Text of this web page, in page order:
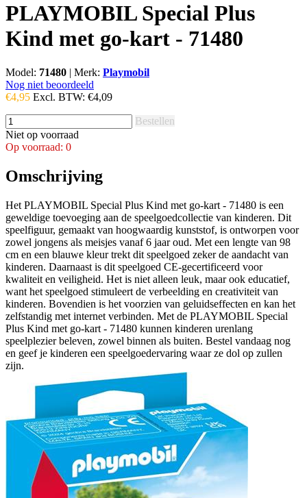
PLAYMOBIL Special Plus
Kind met go-kart - 71480
Model: 71480 | Merk: Playmobil
Nog niet beoordeeld
€4,95 Excl. BTW: €4,09
Bestellen
Niet op voorraad
Op voorraad: 0
Omschrijving
Het PLAYMOBIL Special Plus Kind met go-kart - 71480 is een
geweldige toevoeging aan de speelgoedcollectie van kinderen. Dit
speelfiguur, gemaakt van hoogwaardig kunststof, is ontworpen voor
zowel jongens als meisjes vanaf 6 jaar oud. Met een lengte van 98
cm en een blauwe kleur trekt dit speelgoed zeker de aandacht van
kinderen. Daarnaast is dit speelgoed CE-gecertificeerd voor
kwaliteit en veiligheid. Het is niet alleen leuk, maar ook educatief,
want het speelgoed stimuleert de verbeelding en creativiteit van
kinderen. Bovendien is het voorzien van geluidseffecten en kan het
zelfstandig met internet verbinden. Met de PLAYMOBIL Special
Plus Kind met go-kart - 71480 kunnen kinderen urenlang
speelplezier beleven, zowel binnen als buiten. Bestel vandaag nog
en geef je kinderen een speelgoedervaring waar ze dol op zullen
zijn.